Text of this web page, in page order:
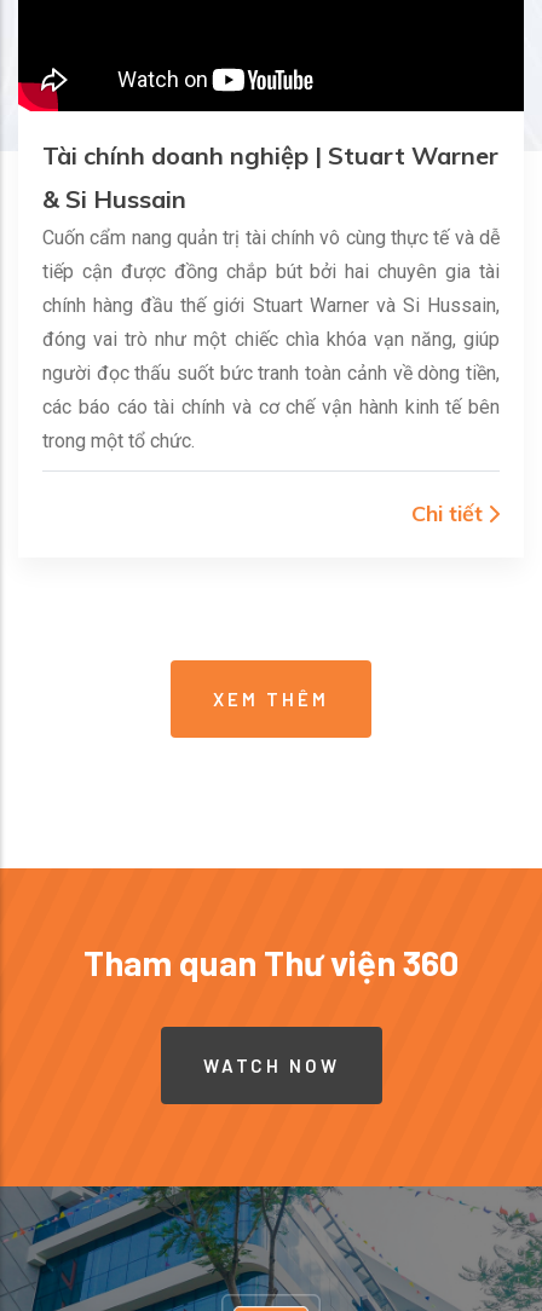
Tài chính doanh nghiệp | Stuart Warner
& Si Hussain
Cuốn cẩm nang quản trị tài chính vô cùng thực tế và dễ
tiếp cận được đồng chắp bút bởi hai chuyên gia tài
chính hàng đầu thế giới Stuart Warner và Si Hussain,
đóng vai trò như một chiếc chìa khóa vạn năng, giúp
người đọc thấu suốt bức tranh toàn cảnh về dòng tiền,
các báo cáo tài chính và cơ chế vận hành kinh tế bên
trong một tổ chức.
Chi tiết
XEM THÊM
Tham quan Thư viện 360
WATCH NOW